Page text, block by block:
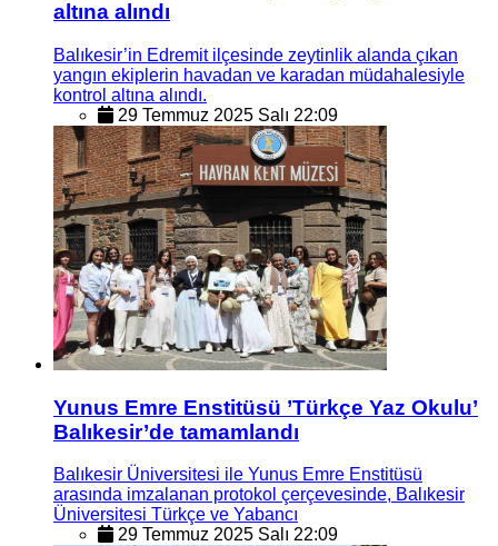
altına alındı
Balıkesir’in Edremit ilçesinde zeytinlik alanda çıkan
yangın ekiplerin havadan ve karadan müdahalesiyle
kontrol altına alındı.
29 Temmuz 2025 Salı 22:09
Yunus Emre Enstitüsü ’Türkçe Yaz Okulu’
Balıkesir’de tamamlandı
Balıkesir Üniversitesi ile Yunus Emre Enstitüsü
arasında imzalanan protokol çerçevesinde, Balıkesir
Üniversitesi Türkçe ve Yabancı
29 Temmuz 2025 Salı 22:09